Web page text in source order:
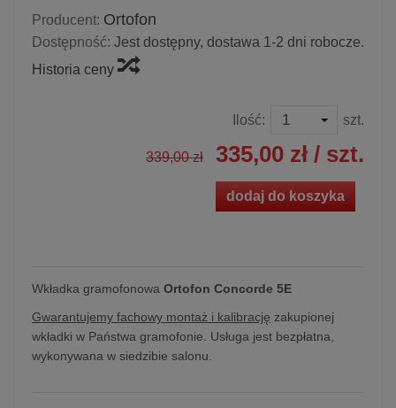
Producent: Ortofon
Dostępność: Jest dostępny, dostawa 1-2 dni robocze.
Historia ceny
Ilość: szt.
339,00 zł 335,00 zł / szt.
dodaj do koszyka
Wkładka gramofonowa Ortofon Concorde 5E
Gwarantujemy fachowy montaż i kalibrację zakupionej
wkładki w Państwa gramofonie. Usługa jest bezpłatna,
wykonywana w siedzibie salonu.